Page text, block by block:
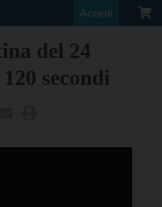
Accedi
del 24
secondi